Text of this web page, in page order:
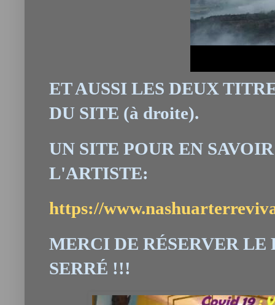
ET AUSSI LES DEUX
DU SITE (à droite).
UN SITE POUR EN
L'ARTISTE:
https://
MERCI DE RÉSERVER LE
SERRÉ !!!